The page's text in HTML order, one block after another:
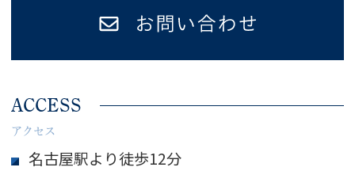
ACCESS
アクセス
名古屋駅より徒歩12分